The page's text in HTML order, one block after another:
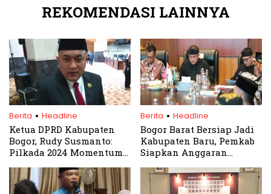
REKOMENDASI LAINNYA
Berita . Headline
Ketua DPRD Kabupaten
Bogor, Rudy Susmanto:
Pilkada 2024 Momentum
Kabupaten Bogor
Berita . Headline
Bogor Barat Bersiap Jadi
Kabupaten Baru, Pemkab
Siapkan Anggaran